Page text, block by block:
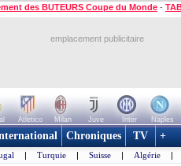
des BUTEURS Coupe du Monde -
emplacement publicitaire
Atletico Milan Juve Inter Naples
Chroniques TV +
| Turquie | Suisse | Algérie |